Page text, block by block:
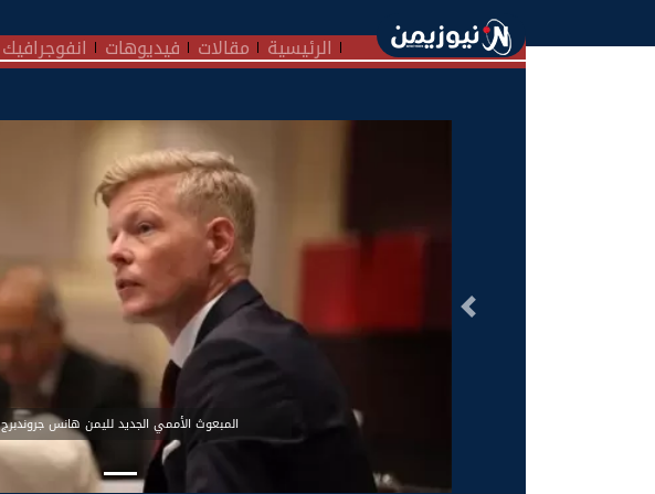
الرئيسية مقالات فيديوهات انفوجرافيك
المبعوث الأممي الجديد لليمن هانس جروندبرج
السابق